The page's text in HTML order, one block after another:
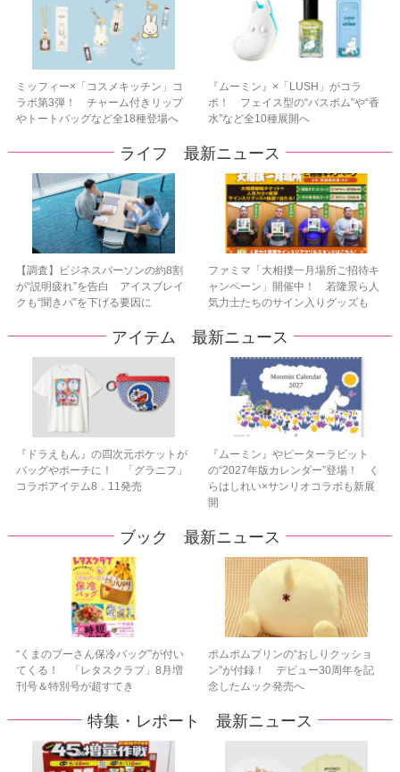
ミッフィー×「コスメキッチン」コ
ラボ第3弾！ チャーム付きリップ
やトートバッグなど全18種登場へ
『ムーミン』×「LUSH」がコラ
ボ！ フェイス型の“バスボム”や“香
水”など全10種展開へ
ライフ 最新ニュース
【調査】ビジネスパーソンの約8割
が“説明疲れ”を告白 アイスブレイ
クも“聞きパ”を下げる要因に
ファミマ「大相撲一月場所ご招待キ
ャンペーン」開催中！ 若隆景ら人
気力士たちのサイン入りグッズも
アイテム 最新ニュース
『ドラえもん』の四次元ポケットが
バッグやポーチに！ 「グラニフ」
コラボアイテム8．11発売
『ムーミン』やピーターラビット
の“2027年版カレンダー”登場！ く
らはしれい×サンリオコラボも新展
開
ブック 最新ニュース
“くまのプーさん保冷バッグ”が付い
てくる！ 「レタスクラブ」8月増
刊号＆特別号が超すてき
ポムポムプリンの“おしりクッショ
ン”が付録！ デビュー30周年を記
念したムック発売へ
特集・レポート 最新ニュース